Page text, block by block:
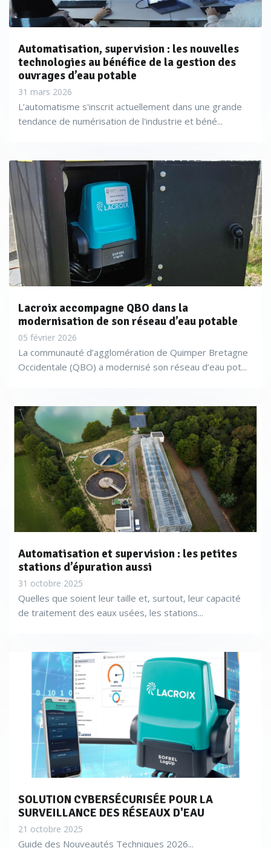
Automatisation, supervision : les nouvelles
technologies au bénéfice de la gestion des
ouvrages d’eau potable
31 mars 2026
L’automatisme s'inscrit actuellement dans une grande
tendance de numérisation de l'industrie et béné...
Lacroix accompagne QBO dans la
modernisation de son réseau d’eau potable
05 février 2026
La communauté d’agglomération de Quimper Bretagne
Occidentale (QBO) a modernisé son réseau d’eau pot...
Automatisation et supervision : les petites
stations d’épuration aussi
31 octobre 2025
Quelles que soient leur taille et, surtout, leur capacité
de traitement des eaux usées, les stations...
SOLUTION CYBERSÉCURISÉE POUR LA
SURVEILLANCE DES RÉSEAUX D'EAU
21 octobre 2025
Guide des Nouveautés Techniques 2026...